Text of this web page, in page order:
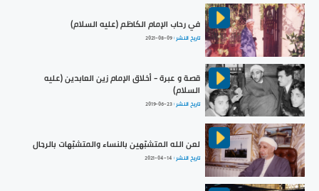
في رحاب الإمام الكاظم (عليه السلام)
تاريخ النشر :2021-08-09
قصة و عبرة - أخلاق الإمام زين العابدين (عليه
السلام)
تاريخ النشر :2019-06-23
لعن الله المتشبّهين بالنساء والمتشبّهات بالرجال
تاريخ النشر : 2021-04-14